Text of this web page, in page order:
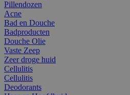
Pillendozen
Acne
Bad en Douche
Badproducten
Douche Olie
Vaste Zeep
Zeer droge huid
Cellulitis
Cellulitis
Deodorants